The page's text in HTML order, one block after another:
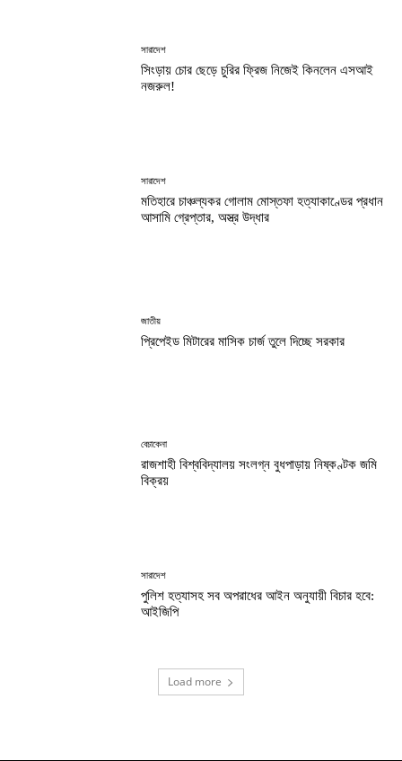
সারাদেশ
সিংড়ায় চোর ছেড়ে চুরির ফ্রিজ নিজেই কিনলেন এসআই
নজরুল!
সারাদেশ
মতিহারে চাঞ্চল্যকর গোলাম মোস্তফা হত্যাকাণ্ডের প্রধান
আসামি গ্রেপ্তার, অস্ত্র উদ্ধার
জাতীয়
প্রিপেইড মিটারের মাসিক চার্জ তুলে দিচ্ছে সরকার
বেচাকেনা
রাজশাহী বিশ্ববিদ্যালয় সংলগ্ন বুধপাড়ায় নিষ্কণ্টক জমি
বিক্রয়
সারাদেশ
পুলিশ হত্যাসহ সব অপরাধের আইন অনুযায়ী বিচার হবে:
আইজিপি
Load more